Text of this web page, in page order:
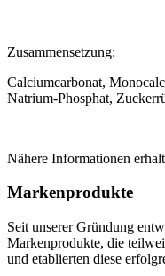
Zusammensetzung:
Calciumcarbonat,
Natrium-Phosphat,
Nähere Informationen
Markenprodukte
Seit unserer Gründung
Markenprodukte, die
und etablierten diese